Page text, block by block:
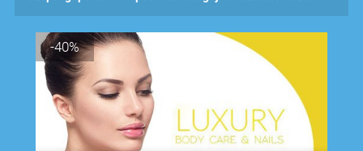
-40%